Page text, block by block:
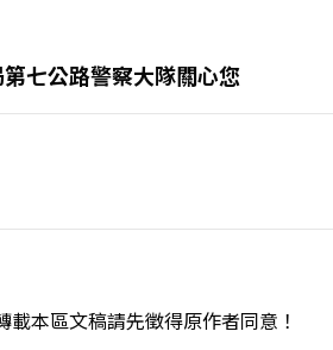
七公路警察大隊關心您
載本區文稿請先徵得原作者同意！